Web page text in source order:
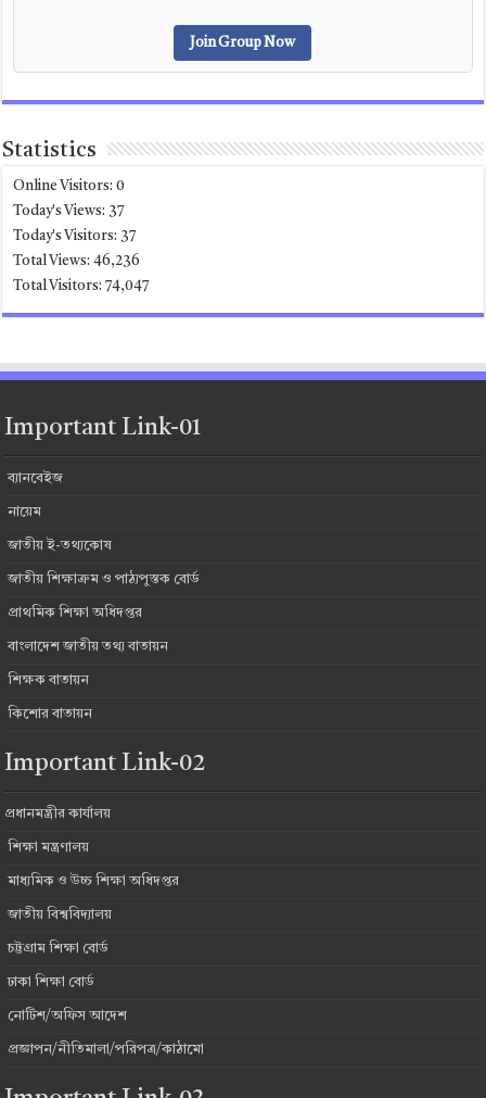
Join Group Now
Statistics
Online Visitors:0
Today's Views: 37
Today's Visitors: 37
Total Views:46,236
Total Visitors:74,047
Important Link-01
ব্যানবেইজ
নায়েম
জাতীয় ই-তথ্যকোষ
জাতীয় শিক্ষাক্রম ও পাঠ্যপুস্তক বোর্ড
প্রাথমিক শিক্ষা অধিদপ্তর
বাংলাদেশ জাতীয় তথ্য বাতায়ন
শিক্ষক বাতায়ন
কিশোর বাতায়ন
Important Link-02
প্রধানমন্ত্রীর কার্যালয়
শিক্ষা মন্ত্রণালয়
মাধ্যমিক ও উচ্চ শিক্ষা অধিদপ্তর
জাতীয় বিশ্ববিদ্যালয়
চট্টগ্রাম শিক্ষা বোর্ড
ঢাকা শিক্ষা বোর্ড
নোটিশ/অফিস আদেশ
প্রজ্ঞাপন/নীতিমালা/পরিপত্র/কাঠামো